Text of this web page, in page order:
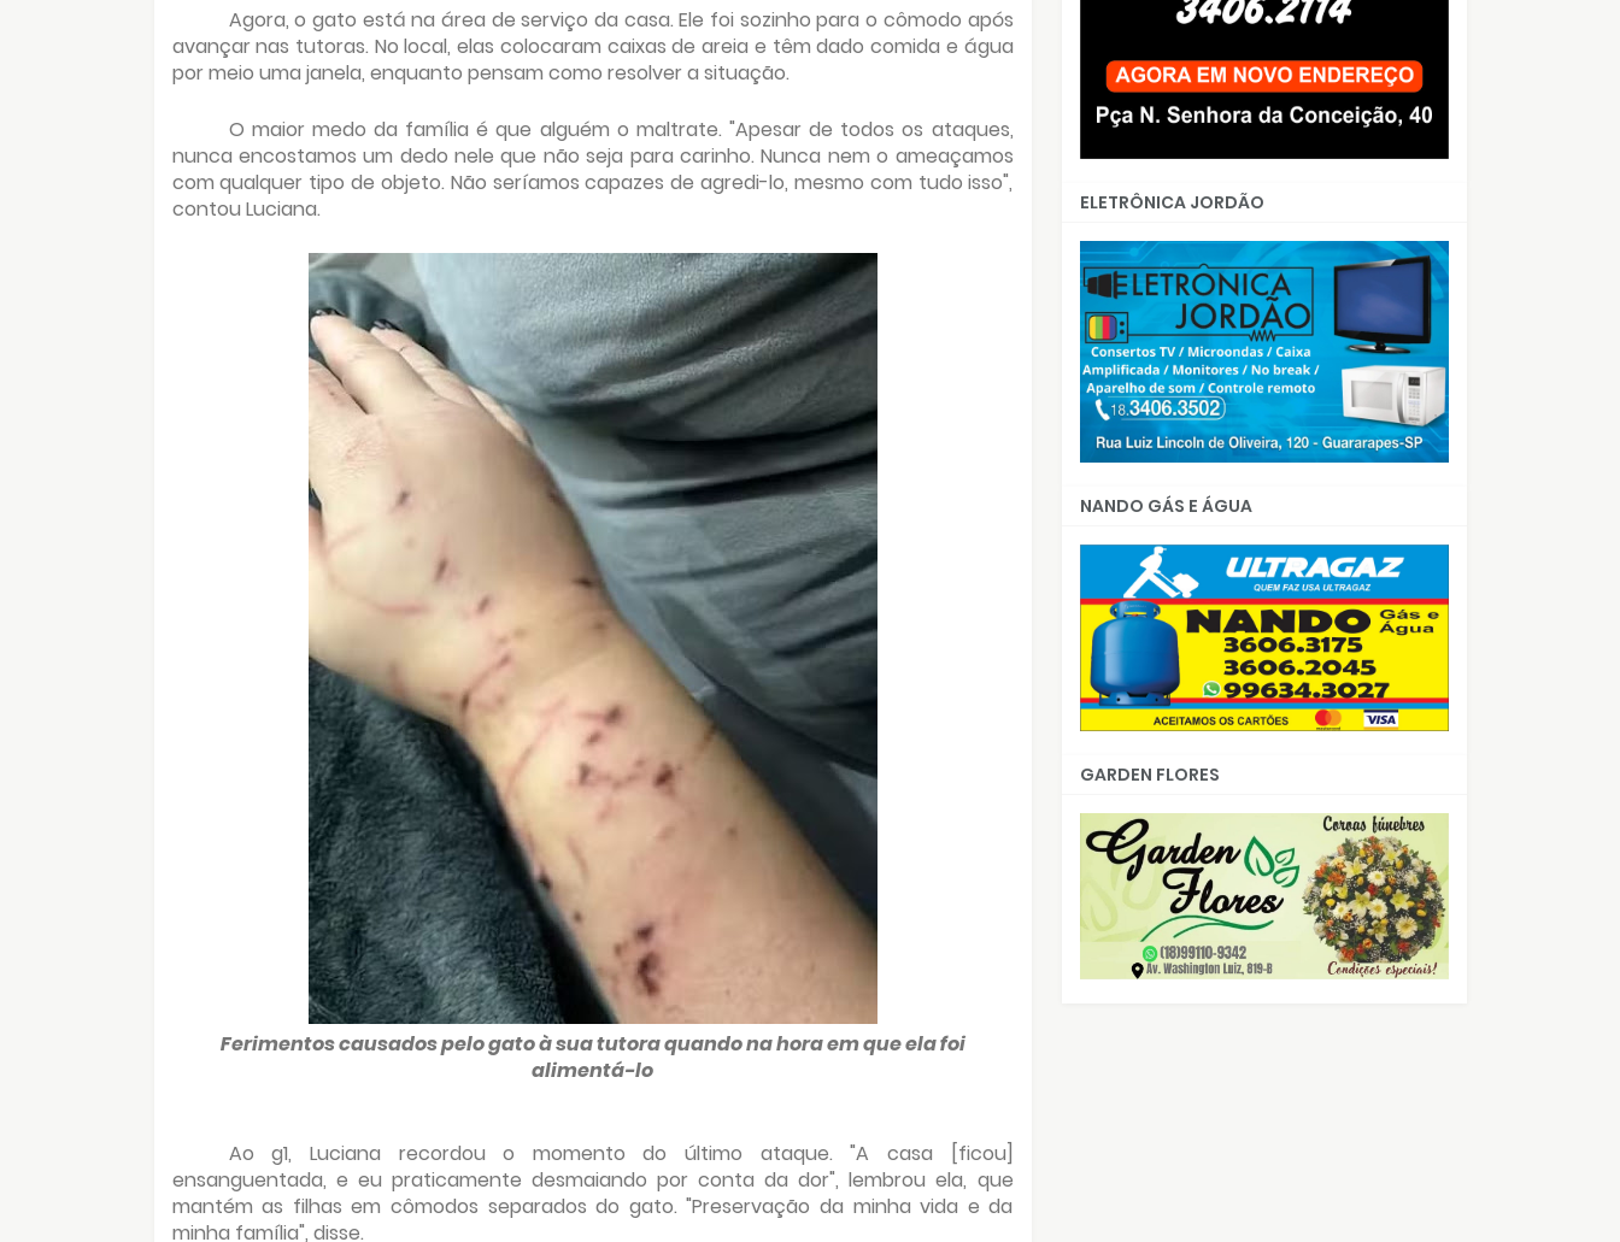
Agora, o gato está na área de serviço da casa. Ele foi sozinho para o cômodo após
avançar nas tutoras. No local, elas colocaram caixas de areia e têm dado comida e água
por meio uma janela, enquanto pensam como resolver a situação.
O maior medo da família é que alguém o maltrate. "Apesar de todos os ataques,
nunca encostamos um dedo nele que não seja para carinho. Nunca nem o ameaçamos
com qualquer tipo de objeto. Não seríamos capazes de agredi-lo, mesmo com tudo isso",
contou Luciana.
Ferimentos causados pelo gato à sua tutora quando na hora em que ela foi
alimentá-lo
Ao g1, Luciana recordou o momento do último ataque. "A casa [ficou]
ensanguentada, e eu praticamente desmaiando por conta da dor", lembrou ela, que
mantém as filhas em cômodos separados do gato. "Preservação da minha vida e da
minha família", disse.
ELETRÔNICA JORDÃO
NANDO GÁS E ÁGUA
GARDEN FLORES